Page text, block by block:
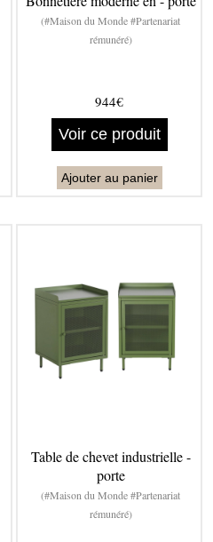
(#Maison du Monde #Partenariat
rémunéré)
944€
Voir ce produit
Ajouter au panier
Table de chevet industrielle -
porte
(#Maison du Monde #Partenariat
rémunéré)